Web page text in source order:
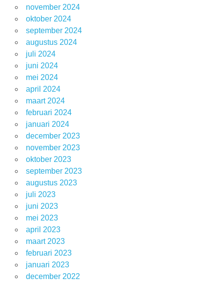
november 2024
oktober 2024
september 2024
augustus 2024
juli 2024
juni 2024
mei 2024
april 2024
maart 2024
februari 2024
januari 2024
december 2023
november 2023
oktober 2023
september 2023
augustus 2023
juli 2023
juni 2023
mei 2023
april 2023
maart 2023
februari 2023
januari 2023
december 2022